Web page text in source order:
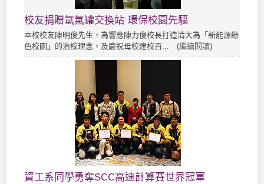
校友捐贈氫氣罐交換站 環保校園先驅
本校校友陳明俊先生，為響應陳力俊校長打造清大為「新能源綠
色校園」的治校理念，及慶祝母校建校百... (繼續閱讀)
資工系同學勇奪SCC高速計算賽世界冠軍